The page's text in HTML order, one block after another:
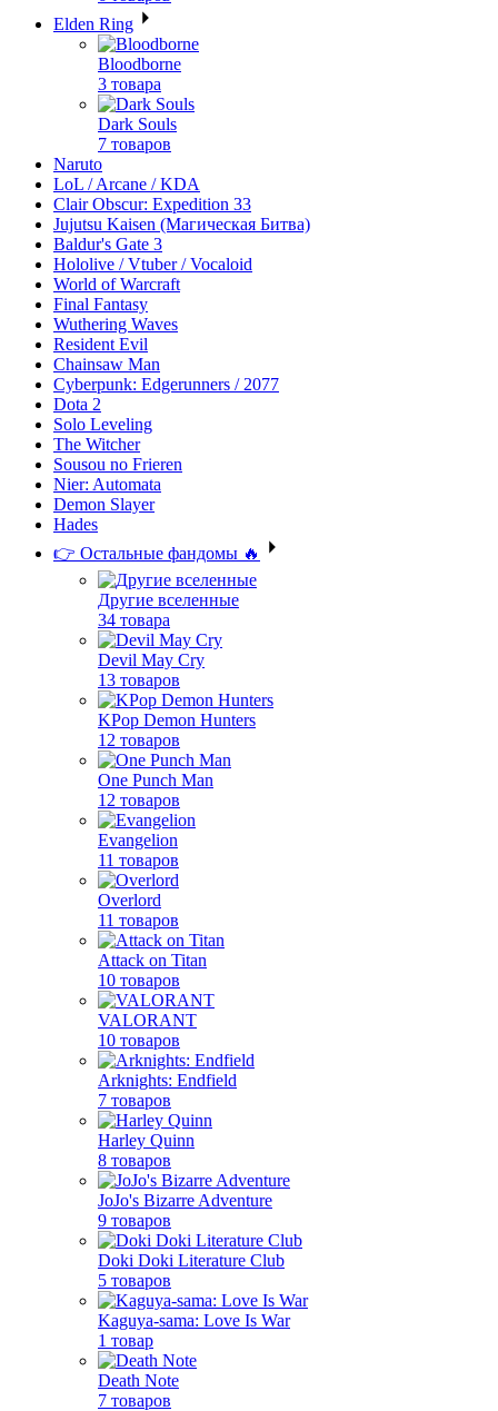
Elden Ring
Bloodborne
3 товара
Dark Souls
7 товаров
Naruto
LoL / Arcane / KDA
Clair Obscur: Expedition 33
Jujutsu Kaisen (Магическая Битва)
Baldur's Gate 3
Hololive / Vtuber / Vocaloid
World of Warcraft
Final Fantasy
Wuthering Waves
Resident Evil
Chainsaw Man
Cyberpunk: Edgerunners / 2077
Dota 2
Solo Leveling
The Witcher
Sousou no Frieren
Nier: Automata
Demon Slayer
Hades
👉 Остальные фандомы 🔥
Другие вселенные
34 товара
Devil May Cry
13 товаров
KPop Demon Hunters
12 товаров
One Punch Man
12 товаров
Evangelion
11 товаров
Overlord
11 товаров
Attack on Titan
10 товаров
VALORANT
10 товаров
Arknights: Endfield
7 товаров
Harley Quinn
8 товаров
JoJo's Bizarre Adventure
9 товаров
Doki Doki Literature Club
5 товаров
Kaguya-sama: Love Is War
1 товар
Death Note
7 товаров